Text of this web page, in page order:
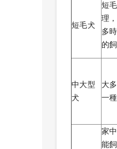
短毛犬
短
理
多
的
中大型
犬
大
一
家
能